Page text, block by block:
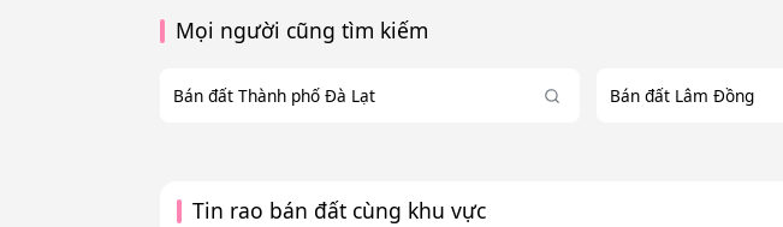
Mọi người cũng tìm kiếm
Bán đất Thành phố Đà Lạt Bán đất Lâm Đồng
Tin rao bán đất cùng khu vực